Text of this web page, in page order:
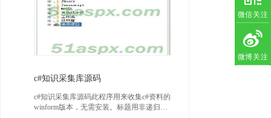
微信关注
微博关注
c#知识采集库源码
c#知识采集库源码此程序用来收集c#资料的
winform版本，无需安装。标题用非递归树